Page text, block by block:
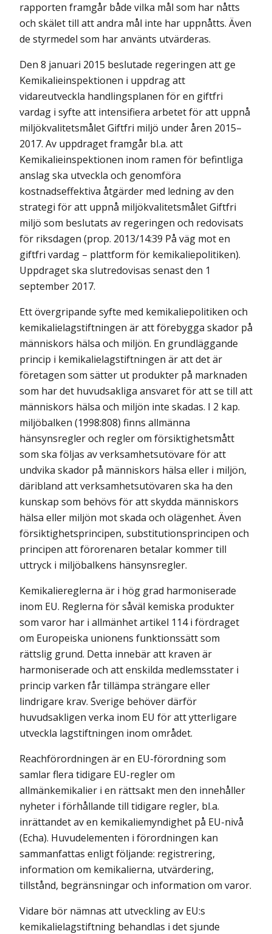
rapporten framgår både vilka mål som har nåtts
och skälet till att andra mål inte har uppnåtts. Även
de styrmedel som har använts utvärderas.
Den 8 januari 2015 beslutade regeringen att ge
Kemikalieinspektionen i uppdrag att
vidareutveckla handlingsplanen för en giftfri
vardag i syfte att intensifiera arbetet för att uppnå
miljökvalitetsmålet Giftfri miljö under åren 2015–
2017. Av uppdraget framgår bl.a. att
Kemikalieinspektionen inom ramen för befintliga
anslag ska utveckla och genomföra
kostnadseffektiva åtgärder med ledning av den
strategi för att uppnå miljökvalitetsmålet Giftfri
miljö som beslutats av regeringen och redovisats
för riksdagen (prop. 2013/14:39 På väg mot en
giftfri vardag – plattform för kemikaliepolitiken).
Uppdraget ska slutredovisas senast den 1
september 2017.
Ett övergripande syfte med kemikaliepolitiken och
kemikalielagstiftningen är att förebygga skador på
människors hälsa och miljön. En grundläggande
princip i kemikalielagstiftningen är att det är
företagen som sätter ut produkter på marknaden
som har det huvudsakliga ansvaret för att se till att
människors hälsa och miljön inte skadas. I 2 kap.
miljöbalken (1998:808) finns allmänna
hänsynsregler och regler om försiktighetsmått
som ska följas av verksamhetsutövare för att
undvika skador på människors hälsa eller i miljön,
däribland att verksamhetsutövaren ska ha den
kunskap som behövs för att skydda människors
hälsa eller miljön mot skada och olägenhet. Även
försiktighetsprincipen, substitutionsprincipen och
principen att förorenaren betalar kommer till
uttryck i miljöbalkens hänsynsregler.
Kemikaliereglerna är i hög grad harmoniserade
inom EU. Reglerna för såväl kemiska produkter
som varor har i allmänhet artikel 114 i fördraget
om Europeiska unionens funktionssätt som
rättslig grund. Detta innebär att kraven är
harmoniserade och att enskilda medlemsstater i
princip varken får tillämpa strängare eller
lindrigare krav. Sverige behöver därför
huvudsakligen verka inom EU för att ytterligare
utveckla lagstiftningen inom området.
Reachförordningen är en EU-förordning som
samlar flera tidigare EU-regler om
allmänkemikalier i en rättsakt men den innehåller
nyheter i förhållande till tidigare regler, bl.a.
inrättandet av en kemikaliemyndighet på EU-nivå
(Echa). Huvudelementen i förordningen kan
sammanfattas enligt följande: registrering,
information om kemikalierna, utvärdering,
tillstånd, begränsningar och information om varor.
Vidare bör nämnas att utveckling av EU:s
kemikalielagstiftning behandlas i det sjunde